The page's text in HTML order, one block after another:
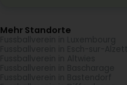
Mehr Standorte